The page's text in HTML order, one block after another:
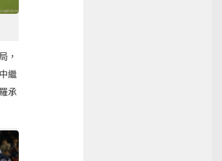
，
繼
承